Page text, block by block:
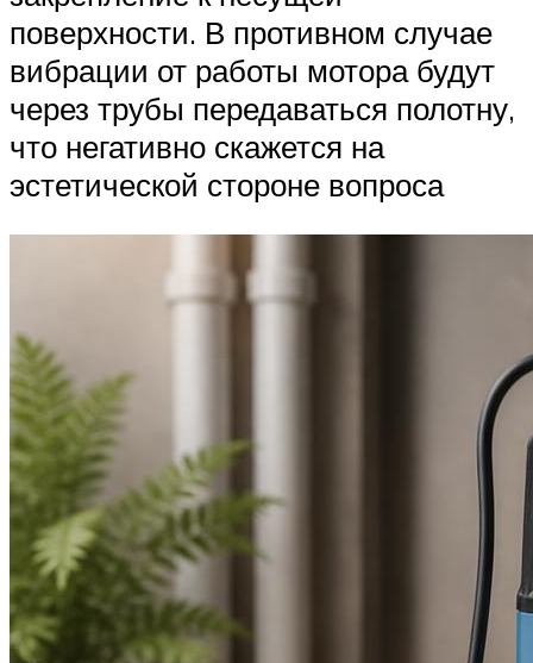
поверхности. В противном случае
вибрации от работы мотора будут
через трубы передаваться полотну,
что негативно скажется на
эстетической стороне вопроса